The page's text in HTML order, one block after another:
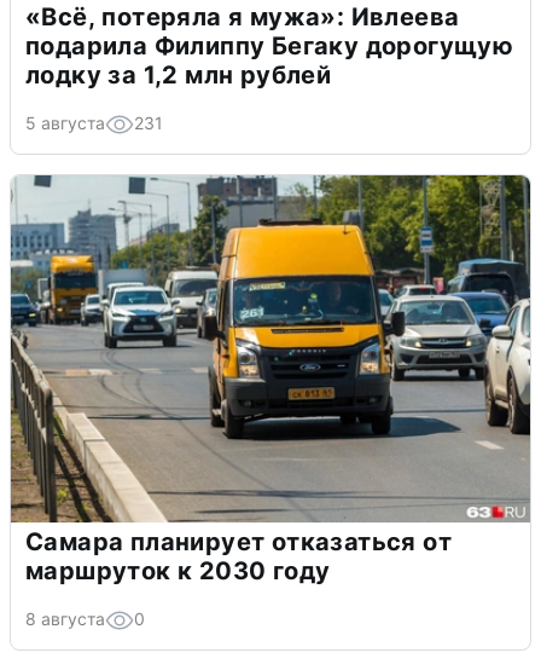
«Всё, потеряла я мужа»: Ивлеева
подарила Филиппу Бегаку дорогущую
лодку за 1,2 млн рублей
5 августа 231
Самара планирует отказаться от
маршруток к 2030 году
8 августа 0